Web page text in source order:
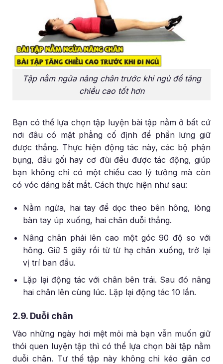
Tập nằm ngửa nâng chân trước khi ngủ để tăng
chiều cao tốt hơn
Bạn có thể lựa chọn tập luyện bài tập nằm ở bất cứ
nơi đâu có mặt phẳng cố định để phần lưng giữ
được thẳng. Thực hiện động tác này, các bộ phận
bụng, đầu gối hay cơ đùi đều được tác động, giúp
bạn không chỉ có một chiều cao lý tưởng mà còn
có vóc dáng bắt mắt. Cách thực hiện như sau:
Nằm ngửa, hai tay để dọc theo bên hông, lòng
bàn tay úp xuống, hai chân duỗi thẳng.
Nâng chân phải lên cao một góc 90 độ so với
hông. Giữ 5 giây rồi từ từ hạ chân xuống, trở lại
vị trí ban đầu.
Lặp lại động tác với chân bên trái. Sau đó nâng
hai chân lên cùng lúc. Lặp lại động tác 10 lần.
2.9. Duỗi chân
Vào những ngày hơi mệt mỏi mà bạn vẫn muốn giữ
thói quen luyện tập thì có thể lựa chọn bài tập nằm
duỗi chân. Tư thế tập này không chỉ kéo giãn cơ